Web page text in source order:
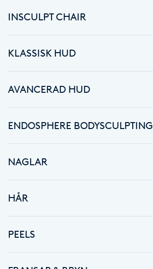
Brynformning
Brynfärgning
Bröllopsuppsättning
C
Celluliter
Color correction
Cryoterapi
INSCULPT CHAIR
KLASSISK HUD
AVANCERAD HUD
ENDOSPHERE BODYSCULPTING
NAGLAR
HÅR
PEELS